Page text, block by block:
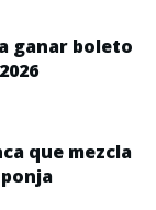
ganar boleto
que mezcla